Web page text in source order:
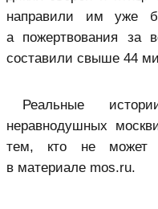
направили им уже
а пожертвования за
составили свыше 44
Реальные
неравнодушных
тем, кто не
в материале mos.ru.